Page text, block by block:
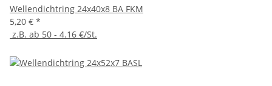
Wellendichtring 24x40x8 BA FKM
5,20 € *
z.B. ab 50 - 4.16 €/St.